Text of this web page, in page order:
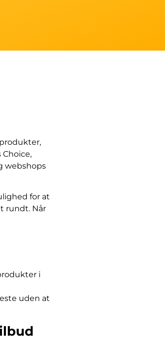
webshops
for at
rundt. Når
i
uden at